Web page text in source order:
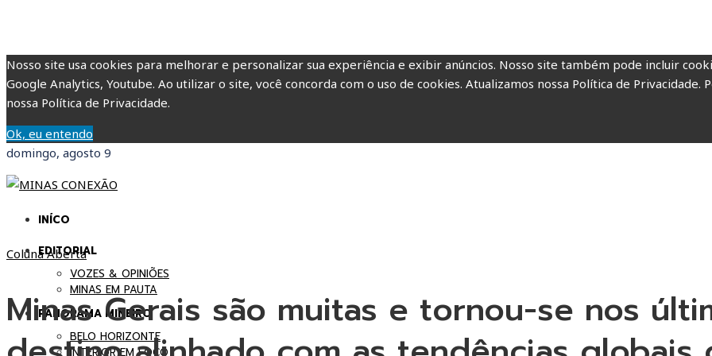
Nosso site usa cookies para melhorar e personalizar sua experiência e exibir anúncios. Nosso site também pode incluir
Google Analytics, Youtube. Ao utilizar o site, você concorda com o uso de cookies. Atualizamos nossa Política de
nossa Política de Privacidade.
Ok, eu entendo
domingo, agosto 9
INÍCO
EDITORIAL
VOZES & OPINIÕES
MINAS EM PAUTA
PANORAMA MINEIRO
BELO HORIZONTE
INTERIOR EM FOCO
Coluna Aberta
Minas Gerais são muitas e tornou-se nos